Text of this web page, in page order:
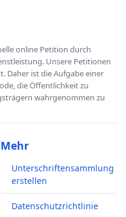
online Petition durch
Unsere Petitionen
Daher ist die Aufgabe einer
die Öffentlichkeit zu
wahrgenommen zu
Mehr
Unterschriftensammlung
erstellen
Datenschutzrichtlinie